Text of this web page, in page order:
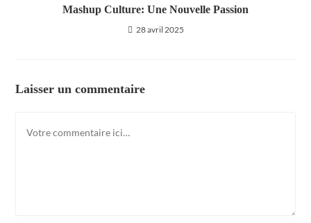
Mashup Culture: Une Nouvelle Passion
28 avril 2025
Laisser un commentaire